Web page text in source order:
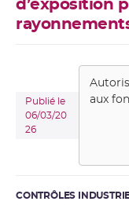
d’exposition
Publié le
06/03/20
26
aux
CONTRÔLES